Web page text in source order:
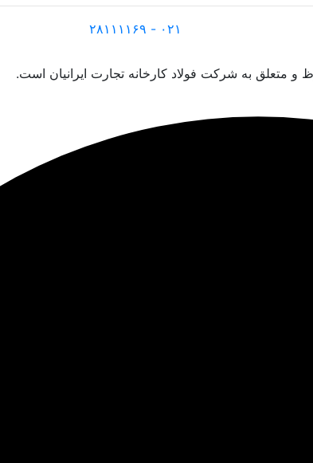
۰۲۱ - ۲۸۱۱۱۱۶۹
به شرکت فولاد کارخانه تجارت ایرانیان است.